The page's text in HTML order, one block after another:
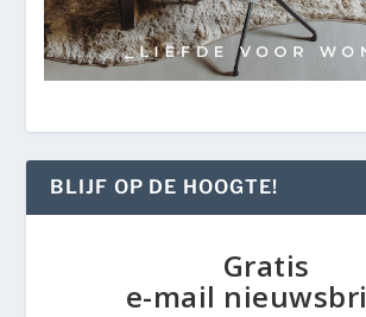
BLIJF OP DE HOOGTE!
Gratis
e-mail